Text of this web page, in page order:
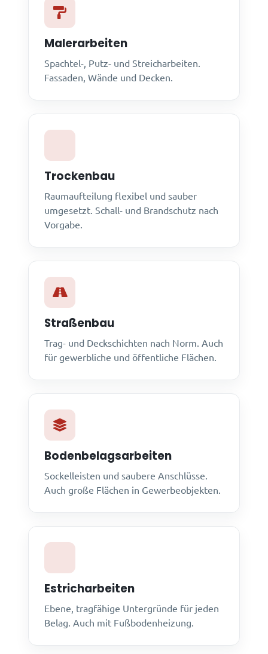
Malerarbeiten
Spachtel-, Putz- und Streicharbeiten.
Fassaden, Wände und Decken.
Trockenbau
Raumaufteilung flexibel und sauber
umgesetzt. Schall- und Brandschutz nach
Vorgabe.
Straßenbau
Trag- und Deckschichten nach Norm. Auch
für gewerbliche und öffentliche Flächen.
Bodenbelagsarbeiten
Sockelleisten und saubere Anschlüsse.
Auch große Flächen in Gewerbeobjekten.
Estricharbeiten
Ebene, tragfähige Untergründe für jeden
Belag. Auch mit Fußbodenheizung.